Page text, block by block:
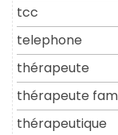
tcc
telephone
thérapeute
thérapeute
thérapeutique